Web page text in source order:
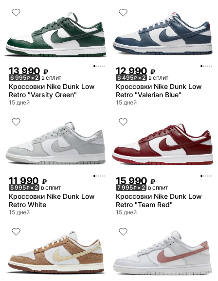
13 990 ₽
6 995₽× 2 в сплит
Кроссовки Nike Dunk Low
Retro "Varsity Green"
15 дней
12 990 ₽
6 495₽× 2 в сплит
Кроссовки Nike Dunk Low
Retro "Valerian Blue"
15 дней
11 990 ₽
5 995₽× 2 в сплит
Кроссовки Nike Dunk Low
Retro White
15 дней
15 990 ₽
7 995₽× 2 в сплит
Кроссовки Nike Dunk Low
Retro "Team Red"
15 дней